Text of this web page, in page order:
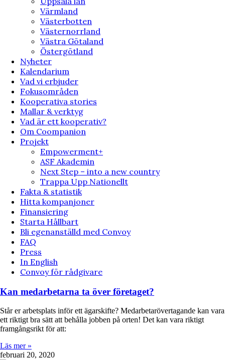
Värmland
Västerbotten
Västernorrland
Västra Götaland
Östergötland
Nyheter
Kalendarium
Vad vi erbjuder
Fokusområden
Kooperativa stories
Mallar & verktyg
Vad är ett kooperativ?
Om Coompanion
Projekt
Empowerment+
ASF Akademin
Next Step – into a new country
Trappa Upp Nationellt
Fakta & statistik
Hitta kompanjoner
Finansiering
Starta Hållbart
Bli egenanställd med Convoy
FAQ
Press
In English
Convoy för rådgivare
Kan medarbetarna ta över företaget?
Står er arbetsplats inför ett ägarskifte? Medarbetarövertagande kan vara
ett riktigt bra sätt att behålla jobben på orten! Det kan vara riktigt
framgångsrikt för att:
Läs mer »
februari 20, 2020